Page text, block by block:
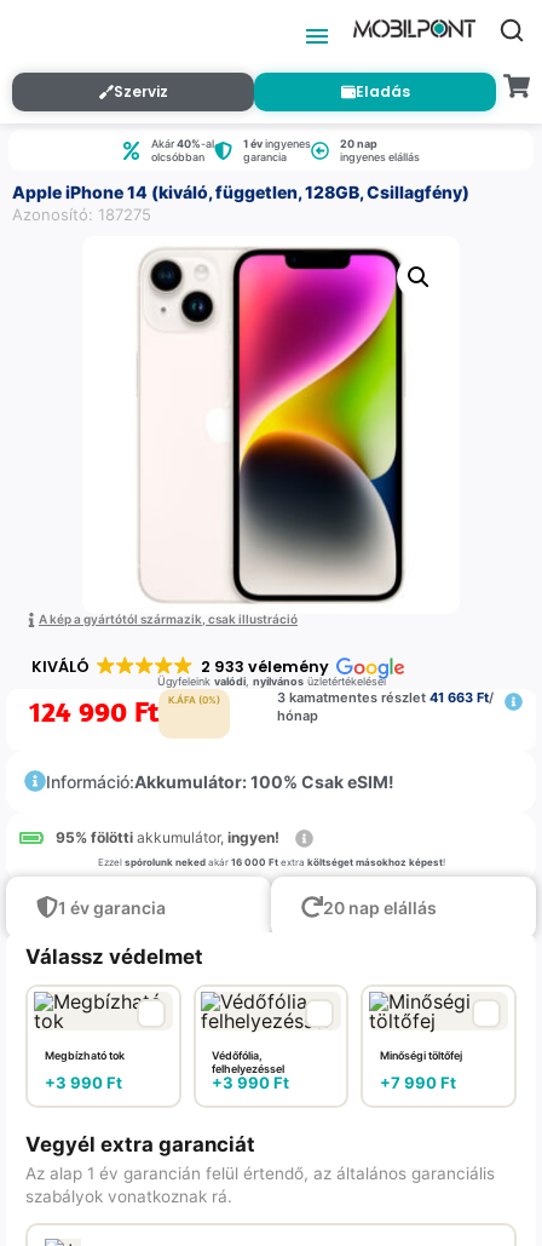
Szerviz Eladás
Akár40%-al
olcsóbban
1 évingyenes
garancia
20 nap
ingyenes elállás
Apple iPhone 14 (kiváló, független, 128GB, Csillagfény)
Azonosító: 187275
A kép a gyártótól származik, csak illustráció
KIVÁLÓ 2 933 vélemény
Ügyfeleink valódi, nyilvánosüzletértékelései
124 990 Ft K.ÁFA (0%) 3 kamatmentes részlet 41 663 Ft/
hónap
Információ:Akkumulátor: 100% Csak eSIM!
95% fölötti akkumulátor, ingyen!
Ezzel spórolunk nekedakár 16 000 Ftextra költséget másokhoz képest!
1 év garancia 20 nap elállás
Válassz védelmet
Megbízható tok
+3 990Ft
Védőfólia,
felhelyezéssel
+3 990Ft
Minőségi töltőfej
+7 990Ft
Vegyél extra garanciát
Az alap 1 év garancián felül értendő, az általános garanciális
szabályok vonatkoznak rá.